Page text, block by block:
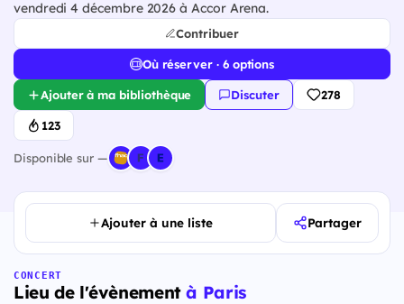
vendredi 4 décembre 2026 à Accor Arena.
Contribuer
Où réserver · 6 options
Ajouter à ma bibliothèque Discuter 278
123
Disponible sur —
Ajouter à une liste Partager
CONCERT
Lieu de l'évènementà Paris